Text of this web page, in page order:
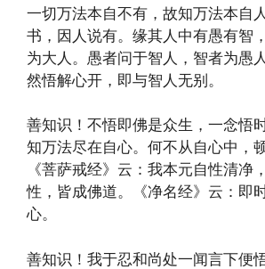
一切万法本自不有，故知万法本自
书，因人说有。缘其人中有愚有智
为大人。愚者问于智人，智者为愚
然悟解心开，即与智人无别。
善知识！不悟即佛是众生，一念悟
知万法尽在自心。何不从自心中，
《菩萨戒经》云：我本元自性清净
性，皆成佛道。《净名经》云：即
心。
善知识！我于忍和尚处一闻言下便